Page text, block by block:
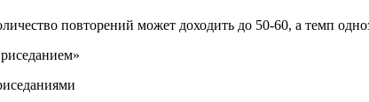
повторений может доходить до 50-60, а темп